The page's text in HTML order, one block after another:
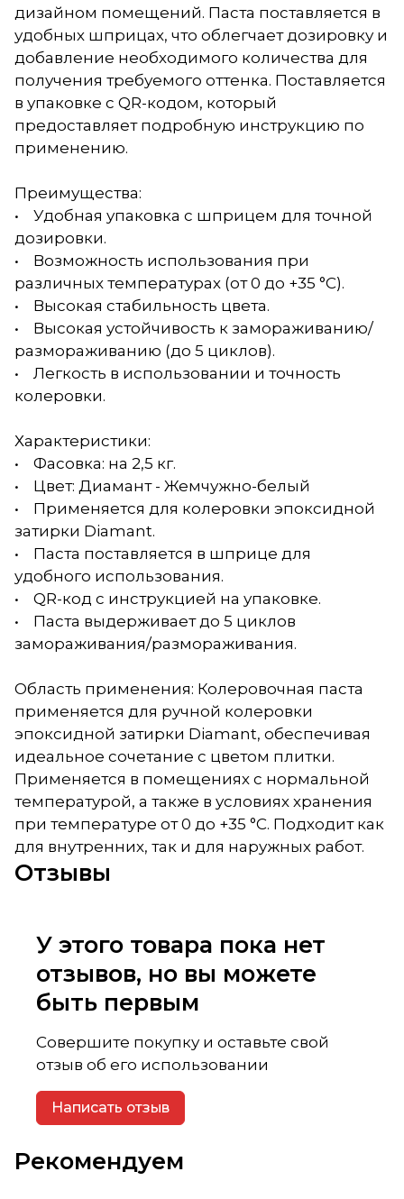
дизайном помещений. Паста поставляется в
удобных шприцах, что облегчает дозировку и
добавление необходимого количества для
получения требуемого оттенка. Поставляется
в упаковке с QR-кодом, который
предоставляет подробную инструкцию по
применению.
Преимущества:
• Удобная упаковка с шприцем для точной
дозировки.
• Возможность использования при
различных температурах (от 0 до +35 °С).
• Высокая стабильность цвета.
• Высокая устойчивость к замораживанию/
размораживанию (до 5 циклов).
• Легкость в использовании и точность
колеровки.
Характеристики:
• Фасовка: на 2,5 кг.
• Цвет: Диамант - Жемчужно-белый
• Применяется для колеровки эпоксидной
затирки Diamant.
• Паста поставляется в шприце для
удобного использования.
• QR-код с инструкцией на упаковке.
• Паста выдерживает до 5 циклов
замораживания/размораживания.
Область применения: Колеровочная паста
применяется для ручной колеровки
эпоксидной затирки Diamant, обеспечивая
идеальное сочетание с цветом плитки.
Применяется в помещениях с нормальной
температурой, а также в условиях хранения
при температуре от 0 до +35 °С. Подходит как
для внутренних, так и для наружных работ.
Отзывы
У этого товара пока нет
отзывов, но вы можете
быть первым
Совершите покупку и оставьте свой
отзыв об его использовании
Написать отзыв
Рекомендуем